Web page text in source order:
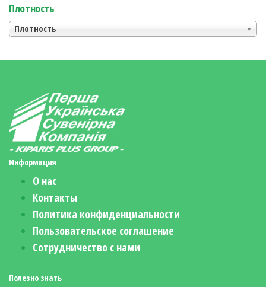
Плотность
Плотность
Информация
О нас
Контакты
Политика конфиденциальности
Пользовательское соглашение
Сотрудничество с нами
Полезно знать